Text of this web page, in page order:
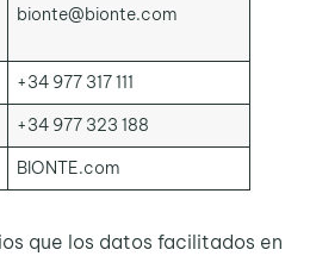
bionte@bionte.com
+34 977 317 111
+34 977 323 188
BIONTE.com
que los datos facilitados en